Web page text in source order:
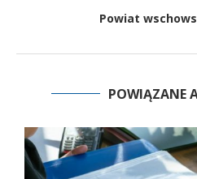
Powiat
POWIĄZANE